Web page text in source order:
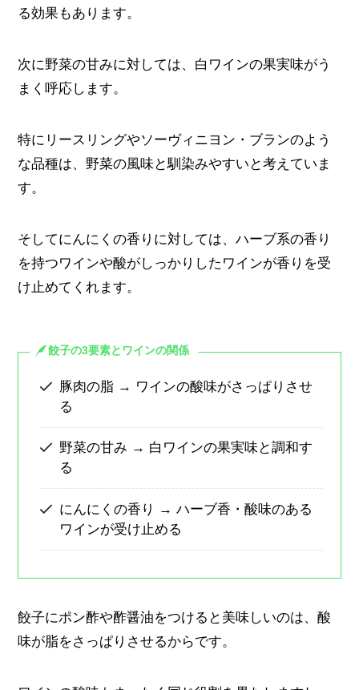
る効果もあります。
次に野菜の甘みに対しては、白ワインの果実味がう
まく呼応します。
特にリースリングやソーヴィニヨン・ブランのよう
な品種は、野菜の風味と馴染みやすいと考えていま
す。
そしてにんにくの香りに対しては、ハーブ系の香り
を持つワインや酸がしっかりしたワインが香りを受
け止めてくれます。
餃子の3要素とワインの関係
豚肉の脂 → ワインの酸味がさっぱりさせ
る
野菜の甘み → 白ワインの果実味と調和す
る
にんにくの香り → ハーブ香・酸味のある
ワインが受け止める
餃子にポン酢や酢醤油をつけると美味しいのは、酸
味が脂をさっぱりさせるからです。